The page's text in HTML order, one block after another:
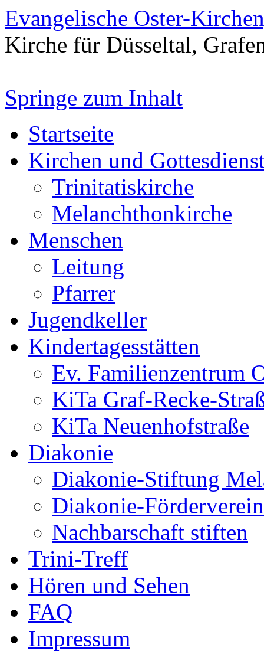
Evangelische Oster-
Kirche für Düsseltal,
Springe zum Inhalt
Startseite
Kirchen und
Trinitatiskirche
Melanchthonkirche
Menschen
Leitung
Pfarrer
Jugendkeller
Kindertagesstätten
Ev. Familienzentrum
KiTa Graf-Recke-
KiTa Neuenhofstraße
Diakonie
Diakonie-Stiftung
Diakonie-
Nachbarschaft stiften
Trini-Treff
Hören und Sehen
FAQ
Impressum